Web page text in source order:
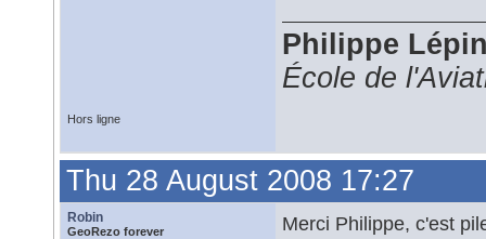
Philippe
École de
Hors ligne
Thu 28 August 2008 17:27
Robin
GeoRezo forever
Merci Philippe, c'est